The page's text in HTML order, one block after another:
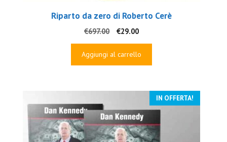
Riparto da zero di Roberto Cerè
€697.00
Il
prezzo
originale
€29.00Il
prezzo
attuale
Aggiungi al carrello
IN OFFERTA!